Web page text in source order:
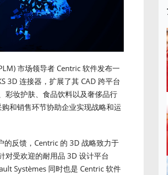
市场领导者 Centric 软件发布一
3D 连接器，扩展了其 CAD 跨平台
彩妆护肤、食品饮料以及奢侈品行
和销售环节协助企业实现战略和运
的反馈，Centric 的 3D 战略致力于
对受欢迎的耐用品 3D 设计平台
Systèmes 同时也是 Centric 软件